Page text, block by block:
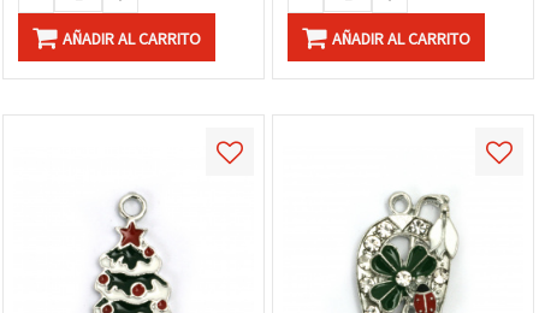
AÑADIR AL CARRITO AÑADIR AL CARRITO